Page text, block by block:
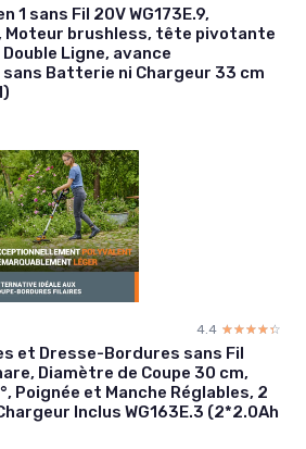
1 sans Fil 20V WG173E.9,
Moteur brushless, tête pivotante
Ligne, avance
Batterie ni Chargeur 33 cm
4.4 ☆☆☆☆☆
★★★★★
et Dresse-Bordures sans Fil
Diamètre de Coupe 30 cm,
Poignée et Manche Réglables, 2
Inclus WG163E.3 (2*2.0Ah